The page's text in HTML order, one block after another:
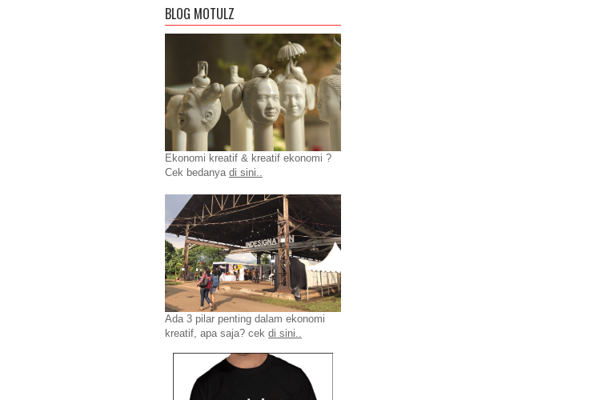
BLOG MOTULZ
Ekonomi kreatif & kreatif ekonomi ?
Cek bedanya di sini..
Ada 3 pilar penting dalam ekonomi
kreatif, apa saja? cek di sini..